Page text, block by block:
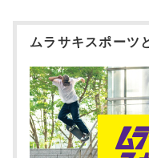
ムラサキスポーツ